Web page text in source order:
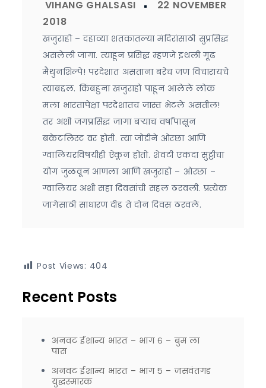
खजुराहो – दहाव्या शतकातल्या मंदिरांसाठी सुप्रसिद्ध
असलेली जागा. त्याहून प्रसिद्ध म्हणजे इथली गूढ
मैथुनशिल्पे! परदेशात असताना बरेच जण विचारायचे
त्याबद्दल. किंबहुना खजुराहो पाहून आलेले लोक
मला भारतापेक्षा परदेशातच जास्त भेटले असतील!
तर अशी जगप्रसिद्ध जागा बऱ्याच वर्षांपासून
बकेटलिस्ट वर होती. त्या जोडीने ओरछा आणि
ग्वालियरविषयीही ऐकून होतो. शेवटी एकदा सुट्टीचा
योग जुळवून आणला आणि खजुराहो – ओरछा –
ग्वालियर अशी सहा दिवसांची सहल ठरवली. प्रत्येक
जागेसाठी साधारण दीड ते दोन दिवस ठरवले.
Post Views: 404
Recent Posts
अनवट ईशान्य भारत – भाग ६ – बुम ला
पास
अनवट ईशान्य भारत – भाग ५ – जसवंतगड
युद्धस्मारक